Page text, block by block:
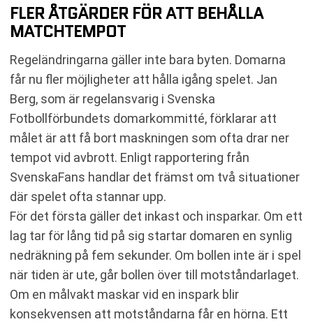
FLER ÅTGÄRDER FÖR ATT BEHÅLLA
MATCHTEMPOT
Regeländringarna gäller inte bara byten. Domarna
får nu fler möjligheter att hålla igång spelet. Jan
Berg, som är regelansvarig i Svenska
Fotbollförbundets domarkommitté, förklarar att
målet är att få bort maskningen som ofta drar ner
tempot vid avbrott. Enligt rapportering från
SvenskaFans handlar det främst om två situationer
där spelet ofta stannar upp.
För det första gäller det inkast och insparkar. Om ett
lag tar för lång tid på sig startar domaren en synlig
nedräkning på fem sekunder. Om bollen inte är i spel
när tiden är ute, går bollen över till motståndarlaget.
Om en målvakt maskar vid en inspark blir
konsekvensen att motståndarna får en hörna. Ett